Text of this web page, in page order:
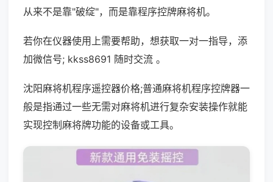
从来不是靠"破绽"，而是靠程序控牌麻将机。
若你在仪器使用上需要帮助，想获取一对一指导，添
加微信号; kkss8691 随时交流 。
沈阳麻将机程序遥控器价格;普通麻将机程序控牌器一
般是指通过一些无需对麻将机进行复杂安装操作就能
实现控制麻将牌功能的设备或工具。